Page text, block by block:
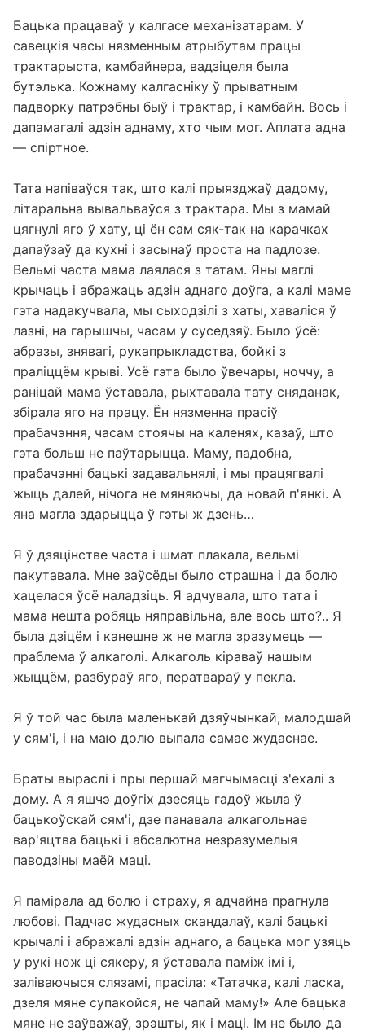
Бацька працаваў у калгасе механізатарам. У
савецкія часы нязменным атрыбутам працы
трактарыста, камбайнера, вадзіцеля была
бутэлька. Кожнаму калгасніку ў прыватным
падворку патрэбны быў і трактар, і камбайн. Вось і
дапамагалі адзін аднаму, хто чым мог. Аплата адна
— спіртное.
Тата напіваўся так, што калі прыязджаў дадому,
літаральна вывальваўся з трактара. Мы з мамай
цягнулі яго ў хату, ці ён сам сяк-так на карачках
дапаўзаў да кухні і засынаў проста на падлозе.
Вельмі часта мама лаялася з татам. Яны маглі
крычаць і абражаць адзін аднаго доўга, а калі маме
гэта надакучвала, мы сыходзілі з хаты, хаваліся ў
лазні, на гарышчы, часам у суседзяў. Было ўсё:
абразы, знявагі, рукапрыкладства, бойкі з
праліццём крыві. Усё гэта было ўвечары, ноччу, а
раніцай мама ўставала, рыхтавала тату сняданак,
збірала яго на працу. Ён нязменна прасіў
прабачэння, часам стоячы на ​​каленях, казаў, што
гэта больш не паўтарыцца. Маму, падобна,
прабачэнні бацькі задавальнялі, і мы працягвалі
жыць далей, нічога не мяняючы, да новай п'янкі. А
яна магла здарыцца ў гэты ж дзень…
Я ў дзяцінстве часта і шмат плакала, вельмі
пакутавала. Мне заўсёды было страшна і да болю
хацелася ўсё наладзіць. Я адчувала, што тата і
мама нешта робяць няправільна, але вось што?.. Я
была дзіцём і канешне ж не магла зразумець —
праблема ў алкаголі. Алкаголь кіраваў нашым
жыццём, разбураў яго, ператвараў у пекла.
Я ў той час была маленькай дзяўчынкай, малодшай
у сям'і, і на маю долю выпала самае жудаснае.
Браты выраслі і пры першай магчымасці з'ехалі з
дому. А я яшчэ доўгіх дзесяць гадоў жыла ў
бацькоўскай сям'і, дзе панавала алкагольнае
вар'яцтва бацькі і абсалютна незразумелыя
паводзіны маёй маці.
Я памірала ад болю і страху, я адчайна прагнула
любові. Падчас жудасных скандалаў, калі бацькі
крычалі і абражалі адзін аднаго, а бацька мог узяць
у рукі нож ці сякеру, я ўставала паміж імі і,
заліваючыся слязамі, прасіла: «Татачка, калі ласка,
дзеля мяне супакойся, не чапай маму!» Але бацька
мяне не заўважаў, зрэшты, як і маці. Ім не было да